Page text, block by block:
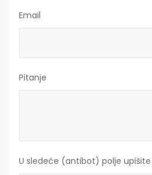
Email
Pitanje
U sledeće (antibot) polje